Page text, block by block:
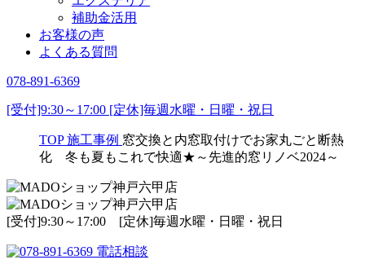
補助金活用
お客様の声
よくある質問
078-891-6369
[受付]9:30～17:00 [定休]毎週水曜・日曜・祝日
TOP 施工事例 窓交換と内窓取付けでお家丸ごと断熱
化 冬も夏もこれで快適★～先進的窓リノベ2024～
[受付]9:30～17:00 [定休]毎週水曜・日曜・祝日
電話相談